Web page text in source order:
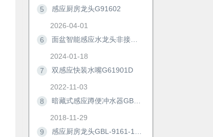
5
感应厨房龙头G91602
2026-04-01
6
2024-01-18
7
双感应快装水嘴G61901D
2022-11-03
8
2018-11-29
9